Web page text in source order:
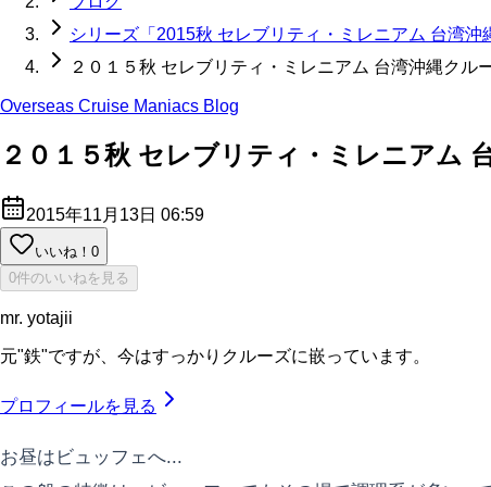
シリーズ「2015秋 セレブリティ・ミレニアム 台湾沖
２０１５秋 セレブリティ・ミレニアム 台湾沖縄ク
Overseas Cruise Maniacs Blog
２０１５秋 セレブリティ・ミレニアム
2015年11月13日 06:59
いいね！ 0
0件のいいねを見る
mr. yotajii
元"鉄"ですが、今はすっかりクルーズに嵌っています。
プロフィールを見る
お昼はビュッフェへ...